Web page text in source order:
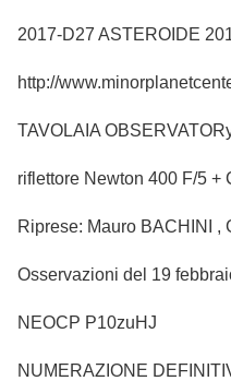
2017-D27 ASTEROIDE
http://
TAVOLAIA
riflettore Newton 400 F/5 +
Riprese: Mauro BACHINI ,
Osservazioni del 19
NEOCP P10zuHJ
NUMERAZIONE